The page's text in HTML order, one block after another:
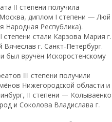
II степени получила
диплом I степени — Люй
Народная Республика).
степени стали Карзова Мария г.
г. Санкт-Петербург.
был вручён Искоростенскому
III степени получили
Нижегородской области и
II степени — Колываенко
и Соколова Владислава г.